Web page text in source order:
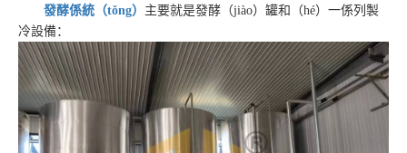
發酵係統（tǒng） 主要就是發酵（jiào）罐和（hé）一係列製
冷設備：